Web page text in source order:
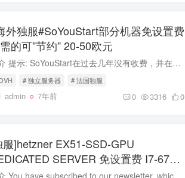
外独服#SoYouStart部分机器免设置费
的可”节约” 20-50欧元
简介 提示: SoYouStart在过去几年没有收费，并在去年恢复了安装费。而且他们还取消了最具性价比的E5v2-SAT-1-16，这款机器售价为30欧元，现在30欧元只能买到E3-1225v2。 去年他们的老板说OVH和S...
# 独立服务器 # 法国独服
admin 7年前 0 3316 0
服]hetzner EX51-SSD-GPU
SERVER 免设置费 I7-6700
内存 2x500G SSD GTX1080